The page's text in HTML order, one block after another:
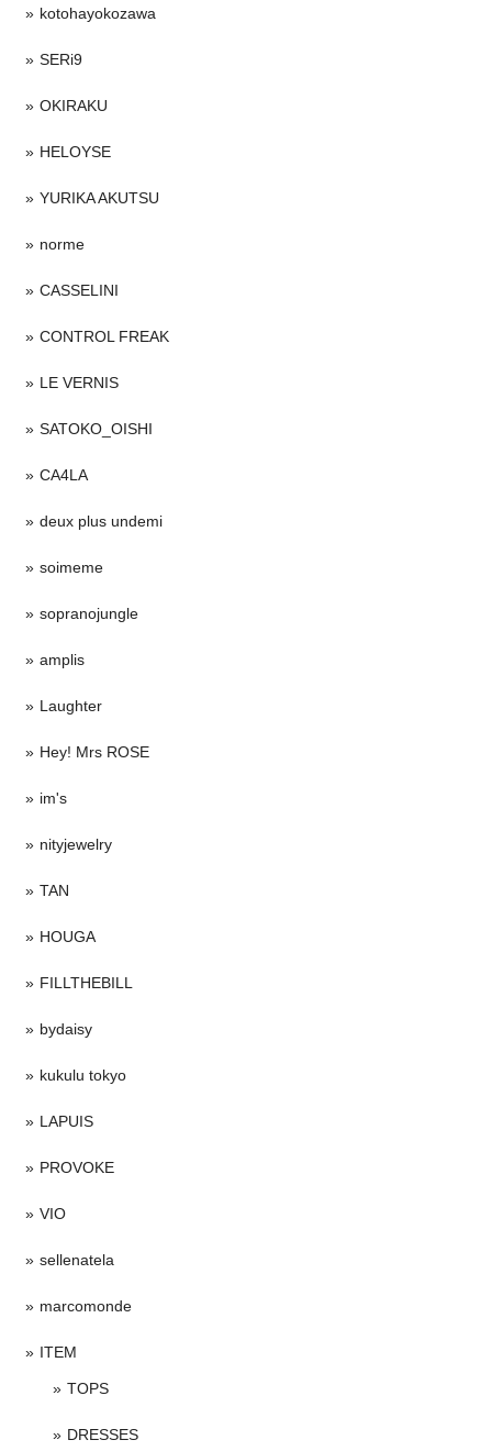
kotohayokozawa
SERi9
OKIRAKU
HELOYSE
YURIKA AKUTSU
norme
CASSELINI
CONTROL FREAK
LE VERNIS
SATOKO_OISHI
CA4LA
deux plus undemi
soimeme
sopranojungle
amplis
Laughter
Hey! Mrs ROSE
im's
nityjewelry
TAN
HOUGA
FILLTHEBILL
bydaisy
kukulu tokyo
LAPUIS
PROVOKE
VIO
sellenatela
marcomonde
ITEM
TOPS
DRESSES